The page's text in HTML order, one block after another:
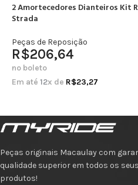
2 Amortecedores Dianteiros Kit
Strada
Peças de Reposição
R$206,64
no boleto
Em até 12x de R$23,27
Peças originais Macaulay com
qualidade superior em todos os seus
produtos!